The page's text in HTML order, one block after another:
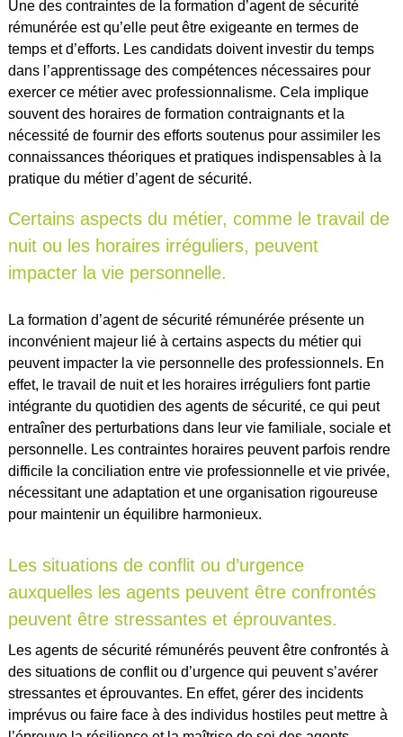
Une des contraintes de la formation d’agent de sécurité
rémunérée est qu’elle peut être exigeante en termes de
temps et d’efforts. Les candidats doivent investir du temps
dans l’apprentissage des compétences nécessaires pour
exercer ce métier avec professionnalisme. Cela implique
souvent des horaires de formation contraignants et la
nécessité de fournir des efforts soutenus pour assimiler les
connaissances théoriques et pratiques indispensables à la
pratique du métier d’agent de sécurité.
Certains aspects du métier, comme le travail de
nuit ou les horaires irréguliers, peuvent
impacter la vie personnelle.
La formation d’agent de sécurité rémunérée présente un
inconvénient majeur lié à certains aspects du métier qui
peuvent impacter la vie personnelle des professionnels. En
effet, le travail de nuit et les horaires irréguliers font partie
intégrante du quotidien des agents de sécurité, ce qui peut
entraîner des perturbations dans leur vie familiale, sociale et
personnelle. Les contraintes horaires peuvent parfois rendre
difficile la conciliation entre vie professionnelle et vie privée,
nécessitant une adaptation et une organisation rigoureuse
pour maintenir un équilibre harmonieux.
Les situations de conflit ou d’urgence
auxquelles les agents peuvent être confrontés
peuvent être stressantes et éprouvantes.
Les agents de sécurité rémunérés peuvent être confrontés à
des situations de conflit ou d’urgence qui peuvent s’avérer
stressantes et éprouvantes. En effet, gérer des incidents
imprévus ou faire face à des individus hostiles peut mettre à